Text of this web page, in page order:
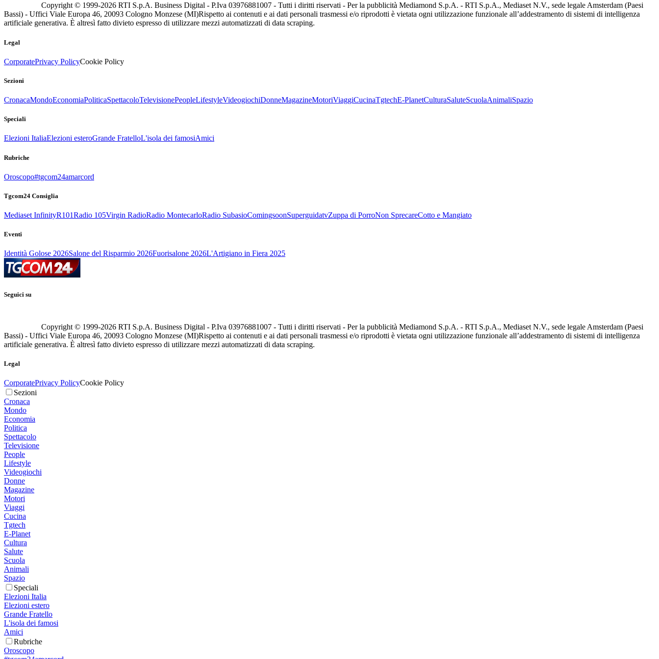
Copyright © 1999-2026 RTI S.p.A. Business Digital - P.Iva 03976881007 - Tutti i diritti riservati - Per la pubblicità Mediamond S.p.A. - RTI S.p.A., Mediaset N.V., sede legale Amsterdam (Paesi
Bassi) - Uffici Viale Europa 46, 20093 Cologno Monzese (MI)Rispetto ai contenuti e ai dati personali trasmessi e/o riprodotti è vietata ogni utilizzazione funzionale all’addestramento di sistemi di intelligenza
artificiale generativa. È altresì fatto divieto espresso di utilizzare mezzi automatizzati di data scraping.
Legal
CorporatePrivacy PolicyCookie Policy
Sezioni
CronacaMondoEconomiaPoliticaSpettacoloTelevisionePeopleLifestyleVideogiochiDonneMagazineMotoriViaggiCucinaTgtechE-PlanetCulturaSaluteScuolaAnimaliSpazio
Speciali
Elezioni ItaliaElezioni esteroGrande FratelloL'isola dei famosiAmici
Rubriche
Oroscopo#tgcom24amarcord
Tgcom24 Consiglia
Mediaset InfinityR101Radio 105Virgin RadioRadio MontecarloRadio SubasioComingsoonSuperguidatvZuppa di PorroNon SprecareCotto e Mangiato
Eventi
Identità Golose 2026Salone del Risparmio 2026Fuorisalone 2026L'Artigiano in Fiera 2025
Seguici su
Copyright © 1999-2026 RTI S.p.A. Business Digital - P.Iva 03976881007 - Tutti i diritti riservati - Per la pubblicità Mediamond S.p.A. - RTI S.p.A., Mediaset N.V., sede legale Amsterdam (Paesi
Bassi) - Uffici Viale Europa 46, 20093 Cologno Monzese (MI)Rispetto ai contenuti e ai dati personali trasmessi e/o riprodotti è vietata ogni utilizzazione funzionale all’addestramento di sistemi di intelligenza
artificiale generativa. È altresì fatto divieto espresso di utilizzare mezzi automatizzati di data scraping.
Legal
CorporatePrivacy PolicyCookie Policy
Sezioni
Cronaca
Mondo
Economia
Politica
Spettacolo
Televisione
People
Lifestyle
Videogiochi
Donne
Magazine
Motori
Viaggi
Cucina
Tgtech
E-Planet
Cultura
Salute
Scuola
Animali
Spazio
Speciali
Elezioni Italia
Elezioni estero
Grande Fratello
L'isola dei famosi
Amici
Rubriche
Oroscopo